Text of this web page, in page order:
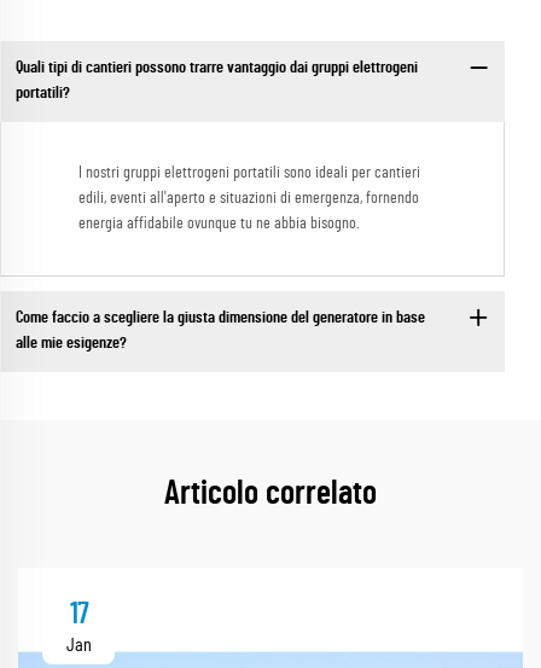
Quali tipi di cantieri possono trarre vantaggio dai gruppi elettrogeni
portatili?
I nostri gruppi elettrogeni portatili sono ideali per cantieri
edili, eventi all'aperto e situazioni di emergenza, fornendo
energia affidabile ovunque tu ne abbia bisogno.
Come faccio a scegliere la giusta dimensione del generatore in base
alle mie esigenze?
Articolo correlato
17
Jan